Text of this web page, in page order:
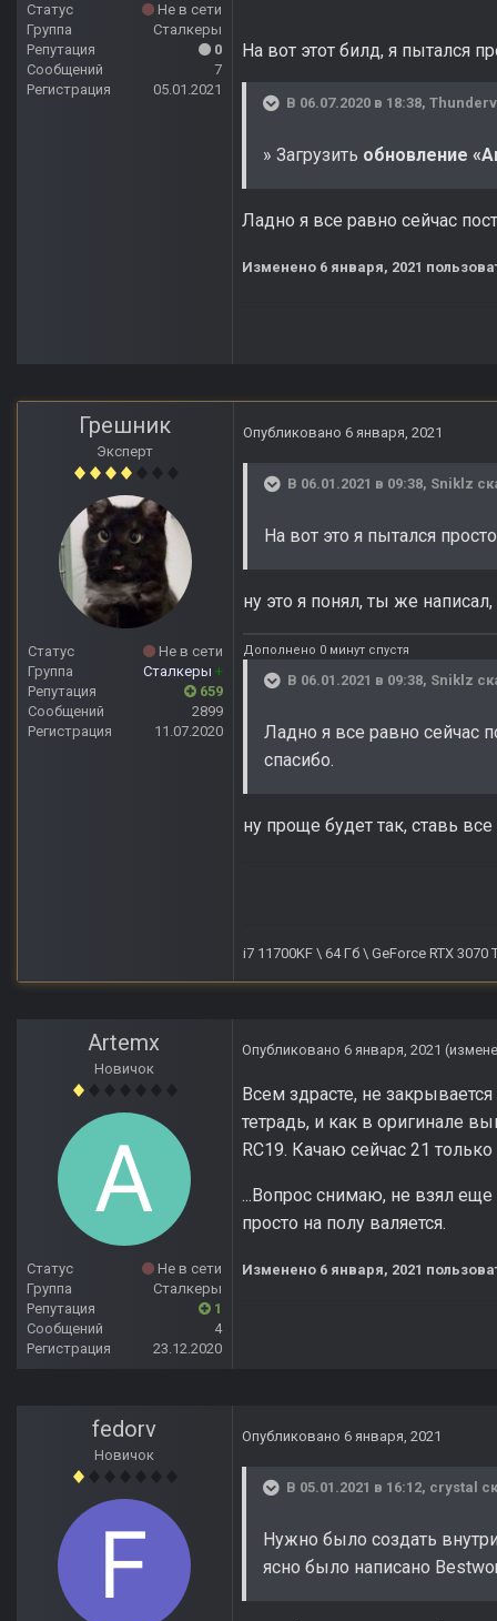
Статус
Не в сети
Группа
Сталкеры
Репутация
0
Сообщений
7
Регистрация
05.01.2021
На вот этот билд, я пытался
В 06.07.2020 в 18:38,
» Загрузить обновление
Ладно я все равно сейчас
Изменено 6 января, 2021
Грешник
Эксперт
Статус
Не в сети
Группа
Сталкеры +
Репутация
659
Сообщений
2899
Регистрация
11.07.2020
Опубликовано 6 января, 2021
В 06.01.2021 в 09:38, Sniklz
На вот это я пытался
ну это я понял, ты же
Дополнено 0 минут спустя
В 06.01.2021 в 09:38, Sniklz
Ладно я все равно сейчас
спасибо.
ну проще будет так, ставь
i7 11700KF \ 64 Гб \ GeForce RTX
Artemx
Новичок
Статус
Не в сети
Группа
Сталкеры
Репутация
1
Сообщений
4
Регистрация
23.12.2020
Опубликовано 6 января, 2021
Всем здрасте, не
тетрадь, и как в оригинале
RC19. Качаю сейчас 21
...Вопрос снимаю, не взял еще
просто на полу валяется.
Изменено 6 января, 2021
fedorv
Новичок
Опубликовано 6 января, 2021
В 05.01.2021 в 16:12, crystal
Нужно было создать
ясно было написано